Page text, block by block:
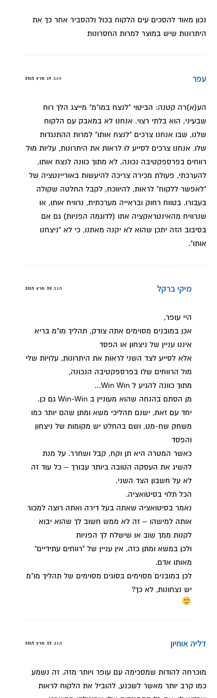
נכון מאוד להסכים עים הלקוח בכול ולהסביר אחר כך את
היתרונות שיש במוצר למרות החסרונות
עפר הגב 19 מרץ 2015
הע(א)רה קטנה: הביטוי "לנצח במו"מ" מייצג הלך רוח
שבעיני, הוא בלתי רצוי. אנחנו לא במאבק עם הלקוח
שלנו, שבו אנחנו צרכים "לנצח אותו" למרות ההתנגדות
שלו. אנחנו צרכים לסייע לו לראות את היתרונות, עליות מול
רווחים בפרספקטיבה נכונה, לא מתוך כוונה לנצח אותו,
להערכתי, פעולת מכירה צריכה להיעשות באוריינטציה של
"לאפשר ללקוח" לראות, להיווכח, לקבל החלטה שקולה
בעבורו. בטווח רחוק ובראייה מערכתית, נרוויח אותו, או
שנרוויח מהאינטראקציה אתו (לדוגמה הפניות) גם אם
בסיבוב הזה יתכן שהוא לא יקנה מאתנו, כי לא "ניצחנו
אותו".
מיקי ברקל הגב 20 מרץ 2015
היי עופר,
אכן במובנים מסוימים אתה צודק, תהליך מו"מ בריא
איננו עניין של ניצחון או הפסד
אלא לסייע לצד השני לראות את היתרונות, עלויות שלי
מול הרווחים שלו בפרספקטיבה הנכונה,
מתוך כוונה להגיע ל Win Win…
מן הסתם בהנחה שהוא מעוניין ב Win-Win גם כן.
יחד עם זאת, ישנם תהליכי משא ומתן שהם יותר כמו
משחק שח-מט, ושם בהחלט יש מקומות של ניצחון
והפסד
כאשר המטרה היא תן וקח, קבל ושחרר. על מנת
להשיג את העסקה הטובה ביותר עבורך – כל עוד זה
לא על חשבון הצד השני.
הכל תלוי בסיטואציה.
נאמר בסיטואציה שאתה בעל דירה ואתה רוצה למכור
אותה למישהו – זה לא ממש חשוב לך שהוא יבוא
לקנות ממך שוב או שישלח לך הפניות
ולכן במשא ומתן כזה, אין עניין של "רווחים עתידיים"
מאותו אדם.
לכן במובנים מסוימים בסוגים מסוימים של תהליך מו"מ
יש נצחונות, לא כך?
דליה אוחיון הגב 22 מרץ 2015
מוכרחה להודות שמסכימה עם עופר ויותר מזה. זה נשמע
כמו קרב יותר מאשר לשכנע, להוביל את הלקוח לראות